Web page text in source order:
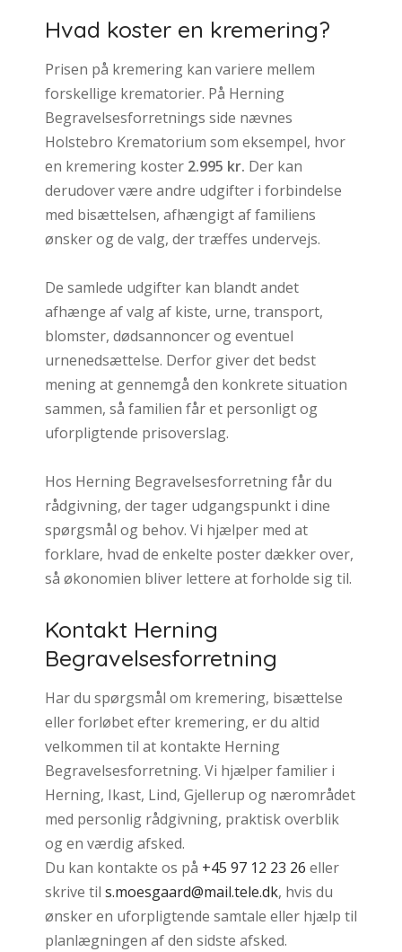
Hvad koster en kremering?
Prisen på kremering kan variere mellem
forskellige krematorier. På Herning
Begravelsesforretnings side nævnes
Holstebro Krematorium som eksempel, hvor
en kremering koster 2.995 kr. Der kan
derudover være andre udgifter i forbindelse
med bisættelsen, afhængigt af familiens
ønsker og de valg, der træffes undervejs.
De samlede udgifter kan blandt andet
afhænge af valg af kiste, urne, transport,
blomster, dødsannoncer og eventuel
urnenedsættelse. Derfor giver det bedst
mening at gennemgå den konkrete situation
sammen, så familien får et personligt og
uforpligtende prisoverslag.
Hos Herning Begravelsesforretning får du
rådgivning, der tager udgangspunkt i dine
spørgsmål og behov. Vi hjælper med at
forklare, hvad de enkelte poster dækker over,
så økonomien bliver lettere at forholde sig til.
Kontakt Herning
Begravelsesforretning
Har du spørgsmål om kremering, bisættelse
eller forløbet efter kremering, er du altid
velkommen til at kontakte Herning
Begravelsesforretning. Vi hjælper familier i
Herning, Ikast, Lind, Gjellerup og nærområdet
med personlig rådgivning, praktisk overblik
og en værdig afsked.
Du kan kontakte os på +45 97 12 23 26 eller
skrive til s.moesgaard@mail.tele.dk, hvis du
ønsker en uforpligtende samtale eller hjælp til
planlægningen af den sidste afsked.